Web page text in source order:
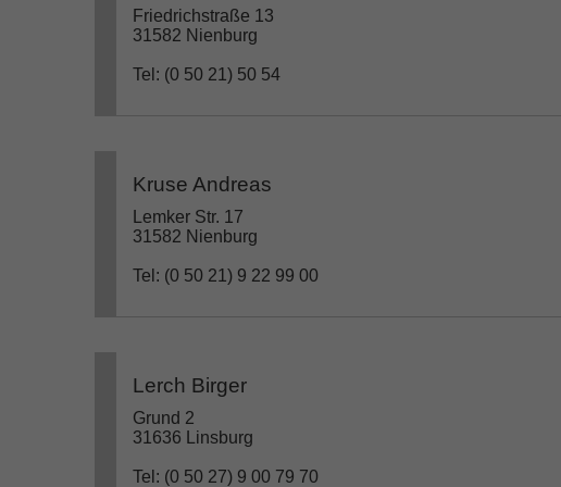
Friedrichstraße 13
31582 Nienburg
Tel: (0 50 21) 50 54
Kruse Andreas
Lemker Str. 17
31582 Nienburg
Tel: (0 50 21) 9 22 99 00
Lerch Birger
Grund 2
31636 Linsburg
Tel: (0 50 27) 9 00 79 70